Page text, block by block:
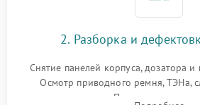
2. Разборка и
Снятие панелей корпуса, дозатора и
Осмотр приводного ремня, ТЭНа,
амортизаторов. Проверка